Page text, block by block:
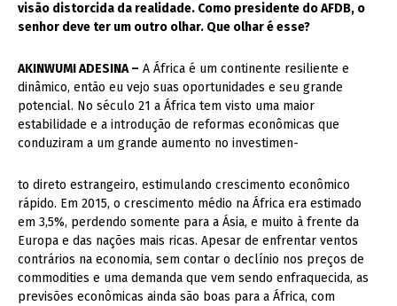
visão distorcida da realidade. Como presidente do AFDB, o
senhor deve ter um outro olhar. Que olhar é esse?
AKINWUMI ADESINA – A África é um continente resiliente e
dinâmico, então eu vejo suas oportunidades e seu grande
potencial. No século 21 a África tem visto uma maior
estabilidade e a introdução de reformas econômicas que
conduziram a um grande aumento no investimen-
to direto estrangeiro, estimulando crescimento econômico
rápido. Em 2015, o crescimento médio na África era estimado
em 3,5%, perdendo somente para a Ásia, e muito à frente da
Europa e das nações mais ricas. Apesar de enfrentar ventos
contrários na economia, sem contar o declínio nos preços de
commodities e uma demanda que vem sendo enfraquecida, as
previsões econômicas ainda são boas para a África, com